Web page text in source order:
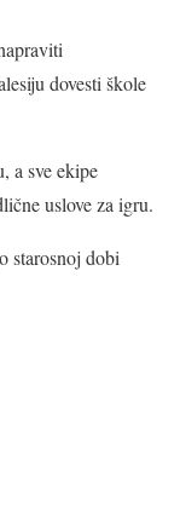
dovesti škole
a sve ekipe
uslove za igru.
starosnoj dobi